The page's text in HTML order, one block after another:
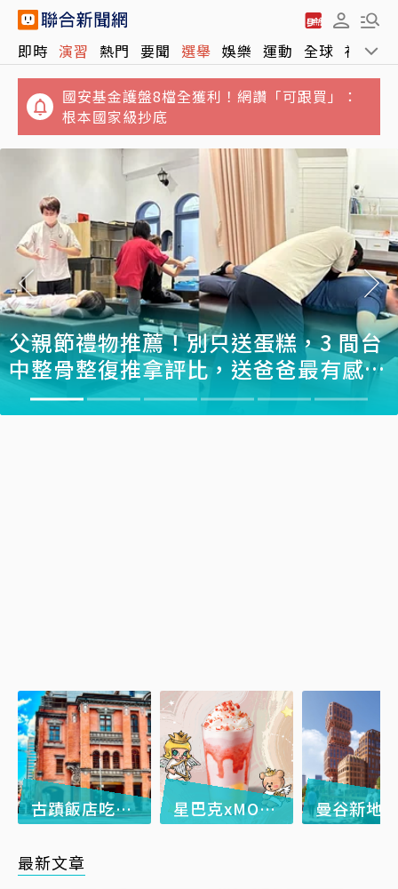
即時 演習 熱門 要聞 選舉 娛樂 運動 全球 社會
台積電重返5日線！川湖跳空漲停衝11,110元
台股開高一度漲逾430點
審 昔看診民眾氣炸力挺
國安基金護盤8檔全獲利！網讚「可跟買」：
根本國家級抄底
父親節禮物推薦！別只送蛋糕，3 間台
中整骨整復推拿評比，送爸爸最有感的
放鬆體驗
古蹟飯店吃到飽 星巴克xMOLLY 曼谷新地
最新文章